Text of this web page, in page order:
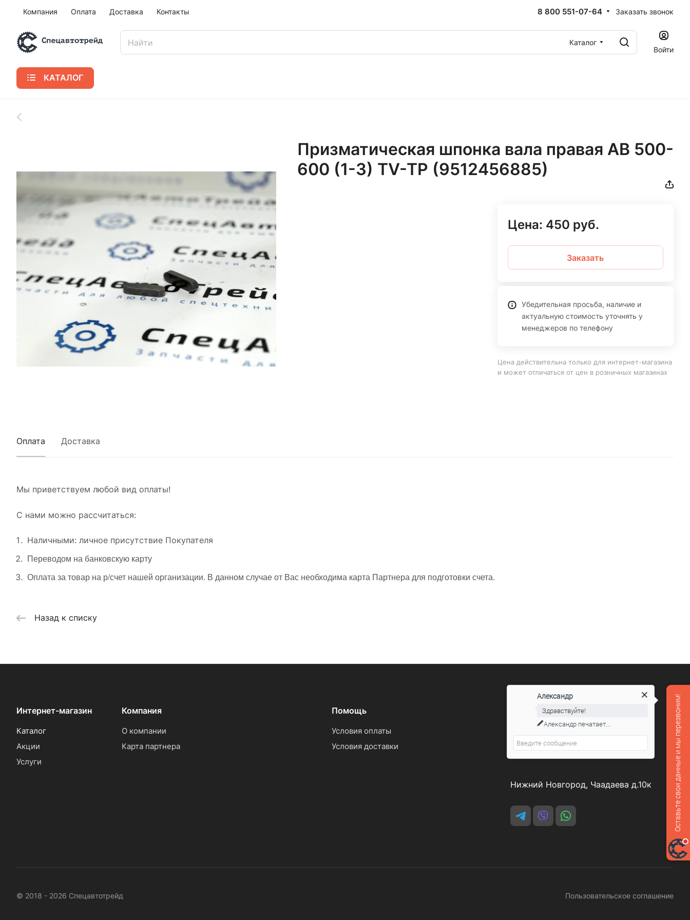
Компания Оплата Доставка Контакты 8 800 551-07-64 Заказать звонок
Каталог
Войти
КАТАЛОГ
Призматическая шпонка вала правая AB 500-
600 (1-3) TV-TP (9512456885)
Цена: 450 руб.
Заказать
Убедительная просьба, наличие и
актуальную стоимость уточнять у
менеджеров по телефону
Цена действительна только для интернет-магазина
и может отличаться от цен в розничных магазинах
Оплата Доставка
Мы приветствуем любой вид оплаты!
С нами можно рассчитаться:
Наличными: личное присутствие Покупателя
Переводом на банковскую карту
Оплата за товар на р/счет нашей организации. В данном случае от Вас необходима карта Партнера для подготовки счета.
Назад к списку
Интернет-магазин
Каталог
Акции
Услуги
Компания
О компании
Карта партнера
Помощь
Условия оплаты
Условия доставки
Контакты
8 800 551-07-64
podarovdr@specautotrade.pro
Нижний Новгород, Чаадаева д.10к
© 2018 - 2026 Спецавтотрейд Пользовательское соглашение
Оставьте свои данные и мы перезвоним!
Александр
Здравствуйте!
Александр печатает...